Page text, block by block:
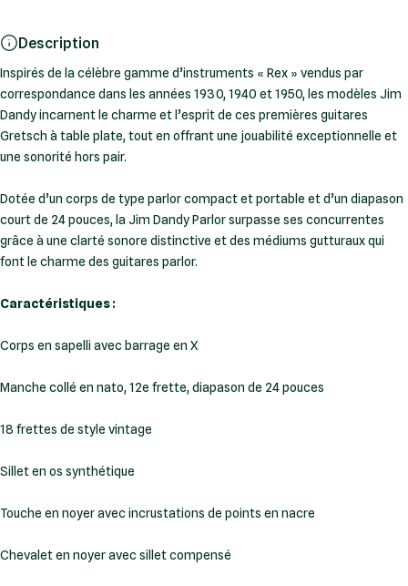
Description
Inspirés de la célèbre gamme d’instruments « Rex » vendus par
correspondance dans les années 1930, 1940 et 1950, les modèles Jim
Dandy incarnent le charme et l’esprit de ces premières guitares
Gretsch à table plate, tout en offrant une jouabilité exceptionnelle et
une sonorité hors pair.
Dotée d’un corps de type parlor compact et portable et d’un diapason
court de 24 pouces, la Jim Dandy Parlor surpasse ses concurrentes
grâce à une clarté sonore distinctive et des médiums gutturaux qui
font le charme des guitares parlor.
Caractéristiques :
Corps en sapelli avec barrage en X
Manche collé en nato, 12e frette, diapason de 24 pouces
18 frettes de style vintage
Sillet en os synthétique
Touche en noyer avec incrustations de points en nacre
Chevalet en noyer avec sillet compensé